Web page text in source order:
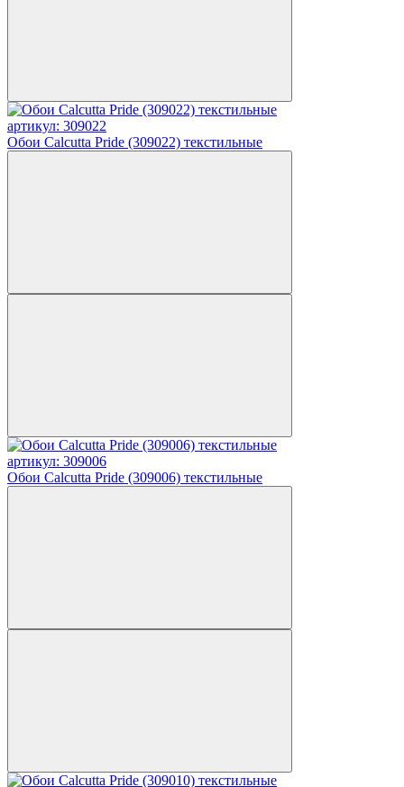
артикул: 309022
Обои Calcutta Pride (309022) текстильные
артикул: 309006
Обои Calcutta Pride (309006) текстильные